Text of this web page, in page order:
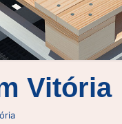
Vitória